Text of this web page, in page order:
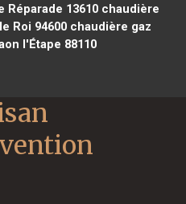
Réparade 13610chaudière
Roi 94600 chaudière gaz
l'Étape 88110